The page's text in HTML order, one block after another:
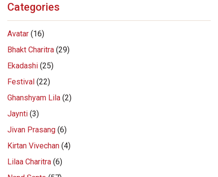
Categories
Avatar (16)
Bhakt Charitra (29)
Ekadashi (25)
Festival (22)
Ghanshyam Lila (2)
Jaynti (3)
Jivan Prasang (6)
Kirtan Vivechan (4)
Lilaa Charitra (6)